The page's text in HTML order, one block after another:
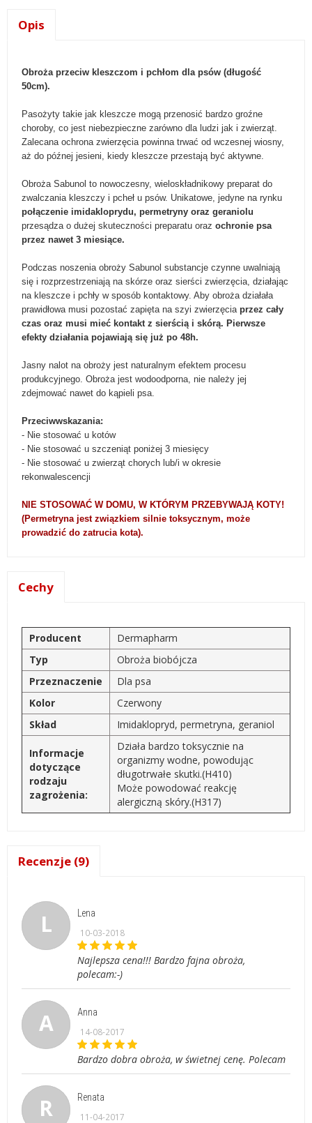
Opis
Obroża przeciw kleszczom i pchłom dla psów (długość
50cm).
Pasożyty takie jak kleszcze mogą przenosić bardzo groźne
choroby, co jest niebezpieczne zarówno dla ludzi jak i zwierząt.
Zalecana ochrona zwierzęcia powinna trwać od wczesnej wiosny,
aż do późnej jesieni, kiedy kleszcze przestają być aktywne.
Obroża Sabunol to nowoczesny, wieloskładnikowy preparat do
zwalczania kleszczy i pcheł u psów. Unikatowe, jedyne na rynku
połączenie imidakloprydu, permetryny oraz geraniolu
przesądza o dużej skuteczności preparatu oraz ochronie psa
przez nawet 3 miesiące.
Podczas noszenia obroży Sabunol substancje czynne uwalniają
się i rozprzestrzeniają na skórze oraz sierści zwierzęcia, działając
na kleszcze i pchły w sposób kontaktowy. Aby obroża działała
prawidłowa musi pozostać zapięta na szyi zwierzęciaprzez cały
czas oraz musi mieć kontakt z sierścią i skórą. Pierwsze
efekty działania pojawiają się już po 48h.
Jasny nalot na obroży jest naturalnym efektem procesu
produkcyjnego. Obroża jest wodoodporna, nie należy jej
zdejmować nawet do kąpieli psa.
Przeciwwskazania:
- Nie stosować u kotów
- Nie stosować u szczeniąt poniżej 3 miesięcy
- Nie stosować u zwierząt chorych lub/i w okresie
rekonwalescencji
NIE STOSOWAĆ W DOMU, W KTÓRYM PRZEBYWAJĄ KOTY!
(Permetryna jest związkiem silnie toksycznym, może
prowadzić do zatrucia kota).
Cechy
Producent
Dermapharm
Typ
Obroża biobójcza
Przeznaczenie
Dla psa
Kolor
Czerwony
Skład
Imidaklopryd, permetryna, geraniol
Informacje
dotyczące
rodzaju
zagrożenia:
Działa bardzo toksycznie na
organizmy wodne, powodując
długotrwałe skutki.(H410)
Może powodować reakcję
alergiczną skóry.(H317)
Recenzje (9)
L
Lena
10-03-2018
Najlepsza cena!!! Bardzo fajna obroża,
polecam:-)
A
Anna
14-08-2017
Bardzo dobra obroża, w świetnej cenę. Polecam
R
Renata
11-04-2017